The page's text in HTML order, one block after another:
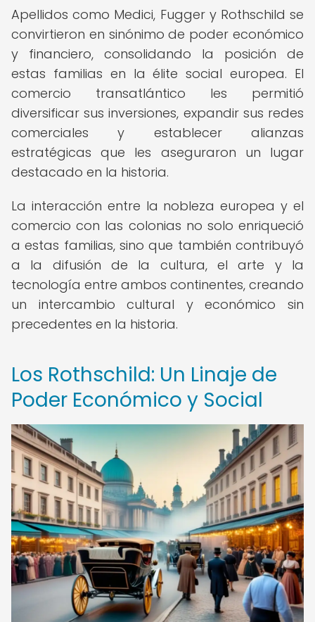
Apellidos como Medici, Fugger y Rothschild se
convirtieron en sinónimo de poder económico
y financiero, consolidando la posición de
estas familias en la élite social europea. El
comercio transatlántico les permitió
diversificar sus inversiones, expandir sus redes
comerciales y establecer alianzas
estratégicas que les aseguraron un lugar
destacado en la historia.
La interacción entre la nobleza europea y el
comercio con las colonias no solo enriqueció
a estas familias, sino que también contribuyó
a la difusión de la cultura, el arte y la
tecnología entre ambos continentes, creando
un intercambio cultural y económico sin
precedentes en la historia.
Los Rothschild: Un Linaje de
Poder Económico y Social